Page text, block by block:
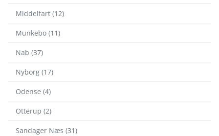
Middelfart (12)
Munkebo (11)
Nab (37)
Nyborg (17)
Odense (4)
Otterup (2)
Sandager Næs (31)